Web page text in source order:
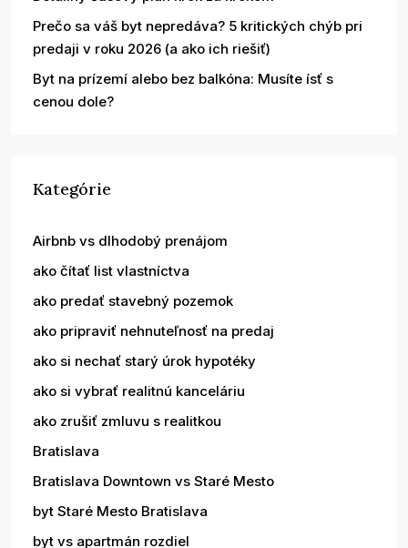
Prečo sa váš byt nepredáva? 5 kritických chýb pri
predaji v roku 2026 (a ako ich riešiť)
Byt na prízemí alebo bez balkóna: Musíte ísť s
cenou dole?
Kategórie
Airbnb vs dlhodobý prenájom
ako čítať list vlastníctva
ako predať stavebný pozemok
ako pripraviť nehnuteľnosť na predaj
ako si nechať starý úrok hypotéky
ako si vybrať realitnú kanceláriu
ako zrušiť zmluvu s realitkou
Bratislava
Bratislava Downtown vs Staré Mesto
byt Staré Mesto Bratislava
byt vs apartmán rozdiel